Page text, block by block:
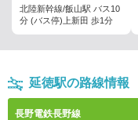
北陸新幹線/飯山駅 バス10
分 (バス停)上新田 歩1分
延徳駅の路線情報
長野電鉄長野線